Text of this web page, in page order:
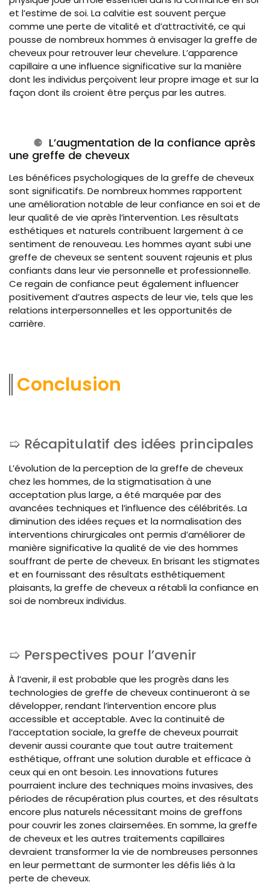
et l’estime de soi. La calvitie est souvent perçue
comme une perte de vitalité et d’attractivité, ce qui
pousse de nombreux hommes à envisager la greffe de
cheveux pour retrouver leur chevelure. L’apparence
capillaire a une influence significative sur la manière
dont les individus perçoivent leur propre image et sur la
façon dont ils croient être perçus par les autres.
L’augmentation de la confiance après
une greffe de cheveux
Les bénéfices psychologiques de la greffe de cheveux
sont significatifs. De nombreux hommes rapportent
une amélioration notable de leur confiance en soi et de
leur qualité de vie après l’intervention. Les résultats
esthétiques et naturels contribuent largement à ce
sentiment de renouveau. Les hommes ayant subi une
greffe de cheveux se sentent souvent rajeunis et plus
confiants dans leur vie personnelle et professionnelle.
Ce regain de confiance peut également influencer
positivement d’autres aspects de leur vie, tels que les
relations interpersonnelles et les opportunités de
carrière.
Conclusion
Récapitulatif des idées principales
L’évolution de la perception de la greffe de cheveux
chez les hommes, de la stigmatisation à une
acceptation plus large, a été marquée par des
avancées techniques et l’influence des célébrités. La
diminution des idées reçues et la normalisation des
interventions chirurgicales ont permis d’améliorer de
manière significative la qualité de vie des hommes
souffrant de perte de cheveux. En brisant les stigmates
et en fournissant des résultats esthétiquement
plaisants, la greffe de cheveux a rétabli la confiance en
soi de nombreux individus.
Perspectives pour l’avenir
À l’avenir, il est probable que les progrès dans les
technologies de greffe de cheveux continueront à se
développer, rendant l’intervention encore plus
accessible et acceptable. Avec la continuité de
l’acceptation sociale, la greffe de cheveux pourrait
devenir aussi courante que tout autre traitement
esthétique, offrant une solution durable et efficace à
ceux qui en ont besoin. Les innovations futures
pourraient inclure des techniques moins invasives, des
périodes de récupération plus courtes, et des résultats
encore plus naturels nécessitant moins de greffons
pour couvrir les zones clairsemées. En somme, la greffe
de cheveux et les autres traitements capillaires
devraient transformer la vie de nombreuses personnes
en leur permettant de surmonter les défis liés à la
perte de cheveux.